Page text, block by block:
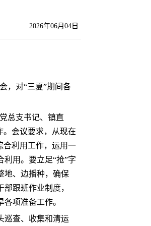
2026年06月04日
，对“三夏”期间各
总支书记、镇直
。会议要求，从现在
合利用工作，运用一
用。要立足“抢”字
地、边播种，确保
跟班作业制度，
项准备工作。
巡查、收集和清运